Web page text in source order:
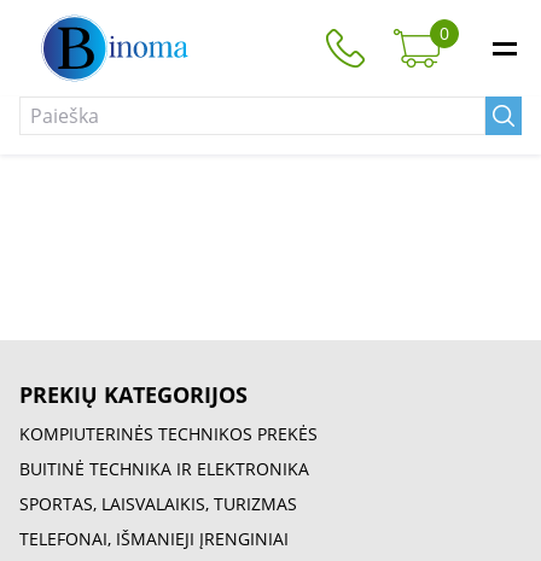
0
PREKIŲ KATEGORIJOS
KOMPIUTERINĖS TECHNIKOS PREKĖS
BUITINĖ TECHNIKA IR ELEKTRONIKA
SPORTAS, LAISVALAIKIS, TURIZMAS
TELEFONAI, IŠMANIEJI ĮRENGINIAI